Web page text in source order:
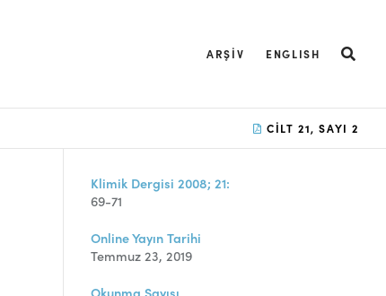
ARŞIV ENGLISH
CILT 21, SAYI 2
Klimik Dergisi 2008; 21:
69-71
Online Yayın Tarihi
Temmuz 23, 2019